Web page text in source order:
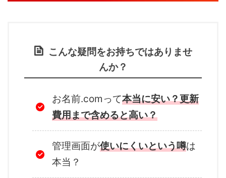
こんな疑問をお持ちではありませ
んか？
お名前.comって本当に安い？更新
費用まで含めると高い？
管理画面が使いにくいという噂は
本当？